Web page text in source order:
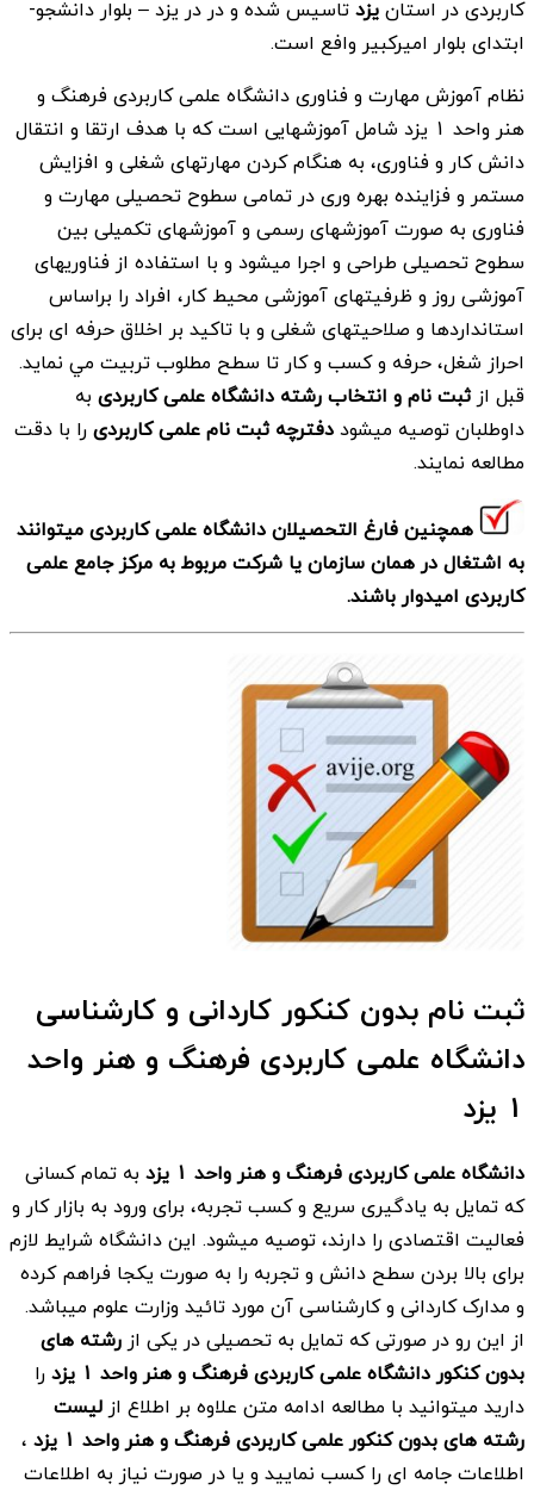
کاربردی در استانیزدتاسیس شده و در در یزد – بلوار دانشجو-
ابتدای بلوار امیركبیر وافع است.
نظام آموزش مهارت و فناوری دانشگاه علمی کاربردی فرهنگ و
هنر واحد 1 یزد شامل آموزشهايی است كه با هدف ارتقا و انتقال
دانش كار و فناوری، به هنگام كردن مهارتهای شغلی و افزايش
مستمر و فزاينده بهره وری در تمامی سطوح تحصيلی مهارت و
فناوری به صورت آموزشهای رسمی و آموزشهای تكميلی بين
سطوح تحصيلی طراحی و اجرا ميشود و با استفاده از فناوريهای
آموزشی روز و ظرفيتهای آموزشی محيط كار، افراد را براساس
استانداردها و صلاحيتهای شغلی و با تاكيد بر اخلاق حرفه ای برای
احراز شغل، حرفه و كسب و كار تا سطح مطلوب تربيت مي نمايد.
قبل ازثبت نام و انتخاب رشته دانشگاه علمی کاربردی به
داوطلبان توصیه میشوددفترچه ثبت نام علمی کاربردیرا با دقت
مطالعه نمایند.
همچنین فارغ التحصیلان دانشگاه علمی کاربردی میتوانند
به اشتغال در همان سازمان یا شرکت مربوط به مرکز جامع علمی
کاربردی امیدوار باشند.
ثبت نام بدون کنکور کاردانی و کارشناسی
دانشگاه علمی کاربردی فرهنگ و هنر واحد
1 یزد
دانشگاه علمی کاربردی فرهنگ و هنر واحد 1 یزد
به تمام کسانی
که تمایل به یادگیری سریع و کسب تجربه، برای ورود به بازار کار و
فعالیت اقتصادی را دارند، توصیه میشود. این دانشگاه شرایط لازم
برای بالا بردن سطح دانش و تجربه را به صورت یکجا فراهم کرده
و مدارک کاردانی و کارشناسی آن مورد تائید وزارت علوم میباشد.
از این رو در صورتی که تمایل به تحصیلی در یکی ازرشته های
بدون کنکور دانشگاه علمی کاربردی فرهنگ و هنر واحد 1 یزد
را
دارید میتوانید با مطالعه ادامه متن علاوه بر اطلاع ازلیست
رشته های بدون کنکور علمی کاربردی فرهنگ و هنر واحد 1 یزد
،
اطلاعات جامه ای را کسب نمایید و یا در صورت نیاز به اطلاعات